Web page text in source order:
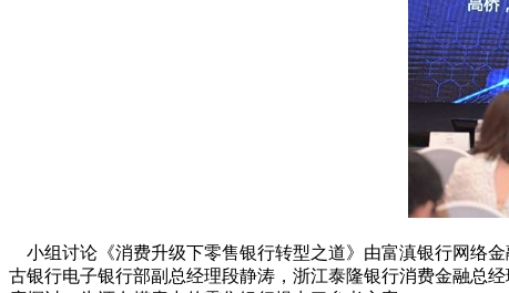
小组讨论《消费升级下零售银行转型之道》由富滇银行网络
古银行电子银行部副总经理段静涛，浙江泰隆银行消费金融总